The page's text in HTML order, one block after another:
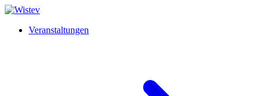
Veranstaltungen